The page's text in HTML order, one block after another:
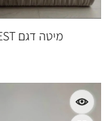
מיטה דגם REST